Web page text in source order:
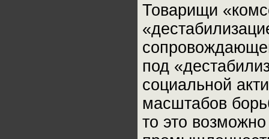
Товарищи
под
социальной
масштабов
то это